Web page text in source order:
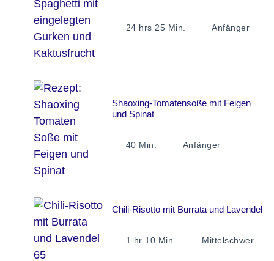
24 hrs 25 Min. Anfänger
Shaoxing-Tomatensoße mit Feigen
und Spinat
40 Min. Anfänger
Chili-Risotto mit Burrata und Lavendel
1 hr 10 Min. Mittelschwer